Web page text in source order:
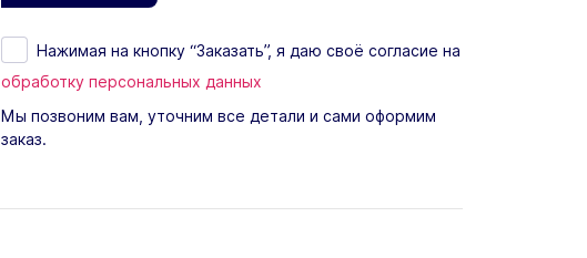
Нажимая на кнопку “Заказать”, я даю своё согласие на
обработку персональных данных
Мы позвоним вам, уточним все детали и сами оформим
заказ.